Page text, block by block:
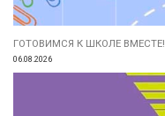
ГОТОВИМСЯ К ШКОЛЕ ВМЕСТЕ!
06.08.2026